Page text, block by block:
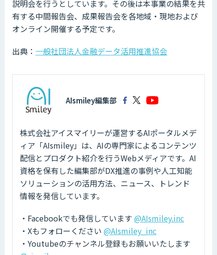
説明会を行うとしています。その後は本事業の結果を共
有する中間報告会、成果報告会を各地域・現地および
オンライン開催する予定です。
出典： 一般社団法人金融データ活用推進協会
AIsmiley編集部
株式会社アイスマイリーが運営するAIポータルメデ
ィア「AIsmiley」は、AIの専門家によるコンテンツ
配信とプロダクト紹介を行うWebメディアです。AI
資格を保有した編集部がDX推進の事例や人工知能
ソリューションの活用方法、ニュース、トレンド
情報を発信しています。
・Facebookでも発信しています @AIsmiley.inc
・Xもフォローください @AIsmiley_inc
・Youtubeのチャンネル登録もお願いいたします